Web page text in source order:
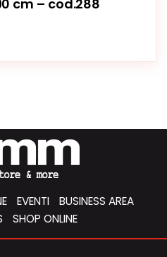
cm – cod.288
EVENTI
BUSINESS AREA
SHOP ONLINE